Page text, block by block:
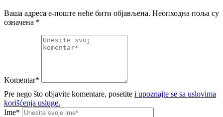
Ваша адреса е-поште неће бити објављена. Неопходна поља су
означена *
Komentar*
Pre nego što objavite komentare, posetite i upoznajte se sa uslovima
korišćenja usluge.
Ime*